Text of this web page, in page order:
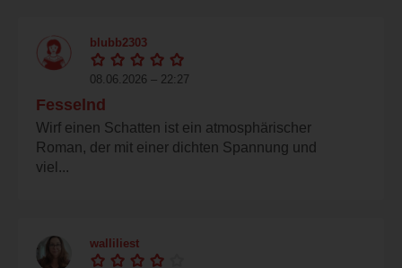
blubb2303
08.06.2026 – 22:27
Fesselnd
Wirf einen Schatten ist ein atmosphärischer
Roman, der mit einer dichten Spannung und
viel...
walliliest